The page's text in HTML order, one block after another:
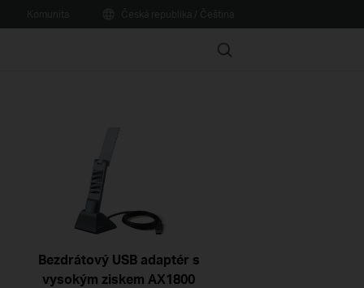
Search
Bezdrátový USB adaptér s
vysokým ziskem AX1800